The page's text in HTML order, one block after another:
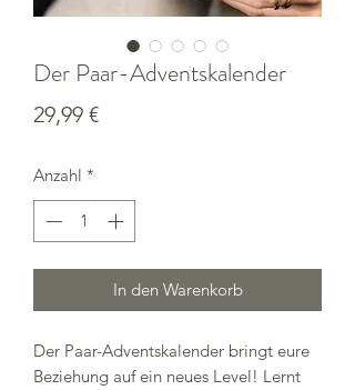
Der Paar-Adventskalender
29,99 €Preis
Anzahl *
In den Warenkorb
Der Paar-Adventskalender bringt eure
Beziehung auf ein neues Level! Lernt